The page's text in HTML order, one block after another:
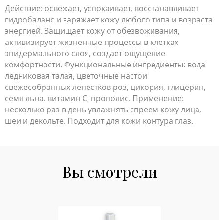
Действие: освежает, успокаивает, восстанавливает
гидробаланс и заряжает кожу любого типа и возраста
энергией. Защищает кожу от обезвоживания,
активизирует жизненные процессы в клетках
эпидермального слоя, создает ощущение
комфортности. Функциональные ингредиенты: вода
ледниковая талая, цветочные настои
свежесобранных лепестков роз, цикория, глицерин,
семя льна, витамин С, прополис. Применение:
несколько раз в день увлажнять спреем кожу лица,
шеи и декольте. Подходит для кожи контура глаз.
Вы смотрели